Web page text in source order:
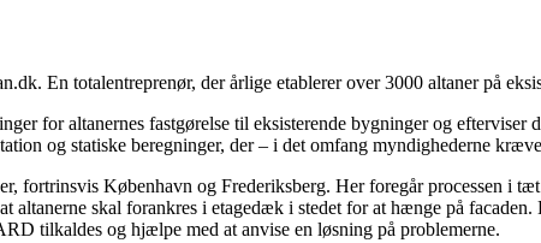
En totalentreprenør, der årlige etablerer over 3000 altaner på
for altanernes fastgørelse til eksisterende bygninger og
og statiske beregninger, der – i det omfang myndighederne
fortrinsvis København og Frederiksberg. Her foregår processen i
skal forankres i etagedæk i stedet for at hænge på
tilkaldes og hjælpe med at anvise en løsning på problemerne.